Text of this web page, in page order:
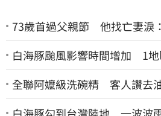
73歲首過父親節 他找亡妻淚
白海豚颱風影響時間增加 1地
全聯阿嬤級洗碗精 客人讚去